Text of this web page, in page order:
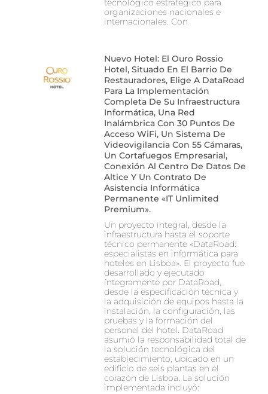
tecnológico estratégico para
organizaciones nacionales e
internacionales. Con
Nuevo Hotel: El Ouro Rossio
Hotel, Situado En El Barrio De
Restauradores, Elige A DataRoad
Para La Implementación
Completa De Su Infraestructura
Informática, Una Red
Inalámbrica Con 30 Puntos De
Acceso WiFi, Un Sistema De
Videovigilancia Con 55 Cámaras,
Un Cortafuegos Empresarial,
Conexión Al Centro De Datos De
Altice Y Un Contrato De
Asistencia Informática
Permanente «IT Unlimited
Premium».
Un proyecto integral, desde la
infraestructura hasta el soporte
técnico permanente «DataRoad:
especialistas en informática para
hoteles en Lisboa». El proyecto fue
desarrollado y ejecutado
íntegramente por DataRoad,
desde la especificación técnica y
la adquisición de equipos hasta la
instalación, la configuración, las
pruebas y la formación del
personal del hotel. DataRoad
asumió la responsabilidad total de
la solución tecnológica del
establecimiento, ubicado en un
edificio de seis plantas en el
corazón de Lisboa. La solución
implementada incluyó: